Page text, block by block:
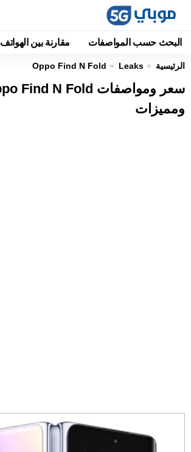
البحث حسب المواصفات مقارنة بين الهواتف
الرئيسية Leaks
Oppo Find N Fold
ومميزات